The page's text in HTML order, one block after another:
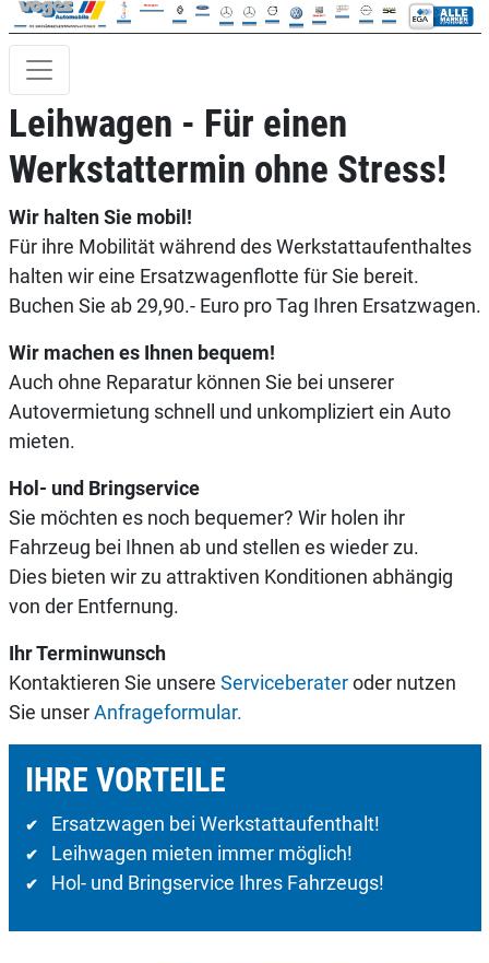
Leihwagen - Für einen
Werkstattermin ohne Stress!
Wir halten Sie mobil!
Für ihre Mobilität während des Werkstattaufenthaltes
halten wir eine Ersatzwagenflotte für Sie bereit.
Buchen Sie ab 29,90.- Euro pro Tag Ihren Ersatzwagen.
Wir machen es Ihnen bequem!
Auch ohne Reparatur können Sie bei unserer
Autovermietung schnell und unkompliziert ein Auto
mieten.
Hol- und Bringservice
Sie möchten es noch bequemer? Wir holen ihr
Fahrzeug bei Ihnen ab und stellen es wieder zu.
Dies bieten wir zu attraktiven Konditionen abhängig
von der Entfernung.
Ihr Terminwunsch
Kontaktieren Sie unsere Serviceberateroder nutzen
Sie unserAnfrageformular.
IHRE VORTEILE
✔ Ersatzwagen bei Werkstattaufenthalt!
✔ Leihwagen mieten immer möglich!
✔ Hol- und Bringservice Ihres Fahrzeugs!